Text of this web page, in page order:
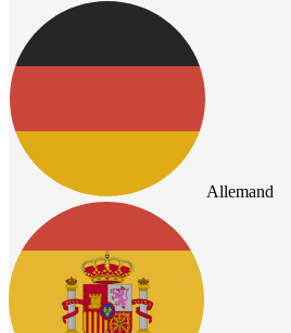
Allemand